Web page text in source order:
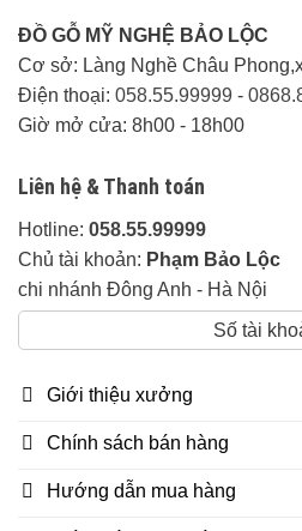
ĐỒ GỖ MỸ NGHỆ BẢO LỘC
Cơ sở: Làng Nghề Châu
Điện thoại: 058.55.99999 -
Giờ mở cửa: 8h00 - 18h00
Liên hệ & Thanh toán
Hotline: 058.55.99999
Chủ tài khoản: Phạm Bảo Lộc
chi nhánh Đông Anh - Hà Nội
Số tài
Giới thiệu xưởng
Chính sách bán hàng
Hướng dẫn mua hàng